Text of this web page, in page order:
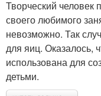
Творческий человек
своего любимого
невозможно. Так
для яиц. Оказалось,
использована для
детьми.